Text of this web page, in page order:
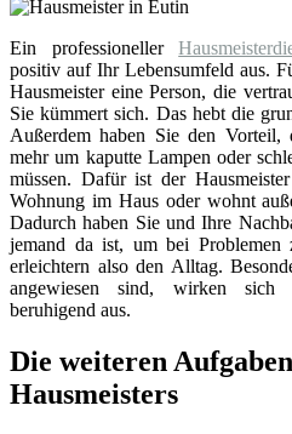
Ein professioneller
positiv auf Ihr Lebensumfeld aus.
Hausmeister eine Person, die
Sie kümmert sich. Das hebt die
Außerdem haben Sie den Vorteil,
mehr um kaputte Lampen oder
müssen. Dafür ist der
Wohnung im Haus oder wohnt
Dadurch haben Sie und Ihre
jemand da ist, um bei Problemen
erleichtern also den Alltag.
angewiesen sind, wirken sich
beruhigend aus.
Die weiteren
Hausmeisters